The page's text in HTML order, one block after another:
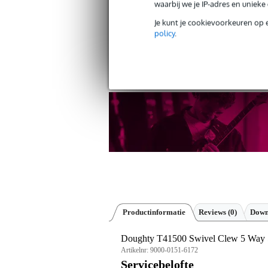
waarbij we je IP-adres en
Je kunt je cookievoorkeuren
policy.
Gratis verzending vanaf
Productinformatie Reviews (0)
Doughty T41500 Swivel Clew 5 Way
Artikelnr: 9000-0151-6172
Servicebelofte